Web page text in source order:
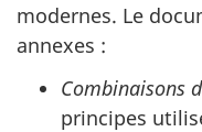
modernes. Le
annexes :
Combinaisons
principes